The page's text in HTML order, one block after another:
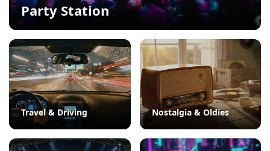
Party Station
Travel & Driving Nostalgia & Oldies